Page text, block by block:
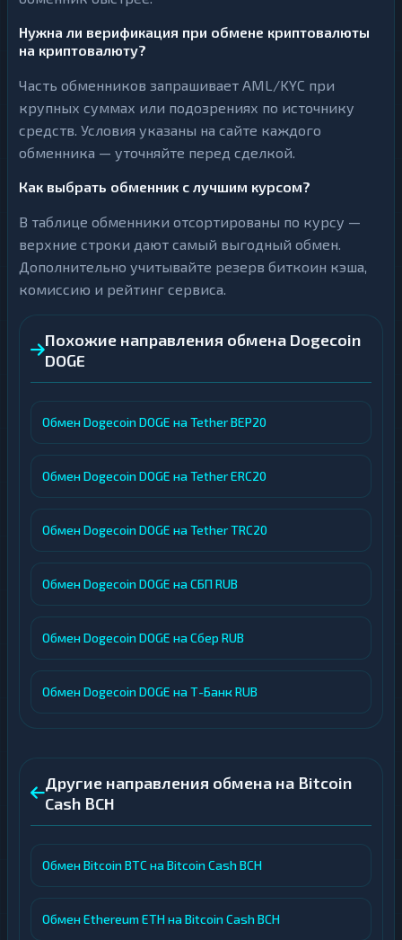
Нужна ли верификация при обмене криптовалюты
на криптовалюту?
Часть обменников запрашивает AML/KYC при
крупных суммах или подозрениях по источнику
средств. Условия указаны на сайте каждого
обменника — уточняйте перед сделкой.
Как выбрать обменник с лучшим курсом?
В таблице обменники отсортированы по курсу —
верхние строки дают самый выгодный обмен.
Дополнительно учитывайте резерв биткоин кэша,
комиссию и рейтинг сервиса.
Похожие направления обмена Dogecoin
DOGE
Обмен Dogecoin DOGE на Tether BEP20
Обмен Dogecoin DOGE на Tether ERC20
Обмен Dogecoin DOGE на Tether TRC20
Обмен Dogecoin DOGE на СБП RUB
Обмен Dogecoin DOGE на Сбер RUB
Обмен Dogecoin DOGE на Т-Банк RUB
Другие направления обмена на Bitcoin
Cash BCH
Обмен Bitcoin BTC на Bitcoin Cash BCH
Обмен Ethereum ETH на Bitcoin Cash BCH